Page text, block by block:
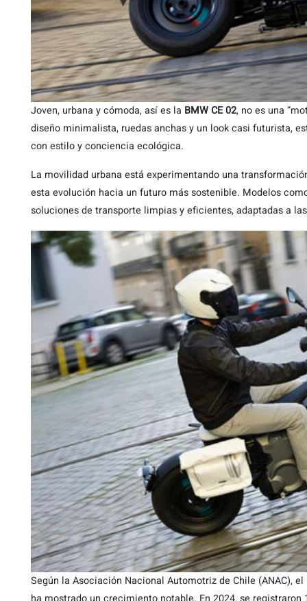
Joven, urbana y cómoda, así es la BMW CE 02, no es una
diseño minimalista, ruedas anchas y un look casi futurista,
con estilo y conciencia ecológica.
La movilidad urbana está experimentando una
esta evolución hacia un futuro más sostenible. Modelos
soluciones de transporte limpias y eficientes, adaptadas a
Según la Asociación Nacional Automotriz de Chile (ANAC),